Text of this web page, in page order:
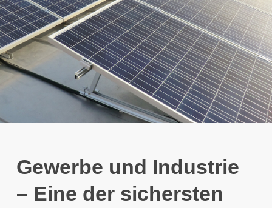
Gewerbe und Industrie
– Eine der sichersten